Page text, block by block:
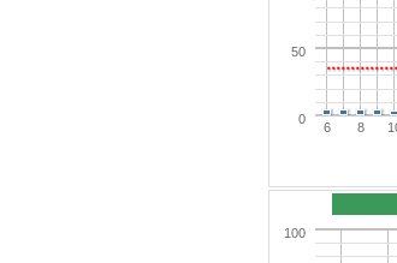
6 8
0
50
100